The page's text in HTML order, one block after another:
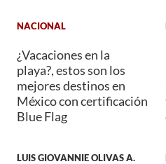
NACIONAL
¿Vacaciones en la
playa?, estos son los
mejores destinos en
México con certificación
Blue Flag
LUIS GIOVANNIE OLIVAS A.